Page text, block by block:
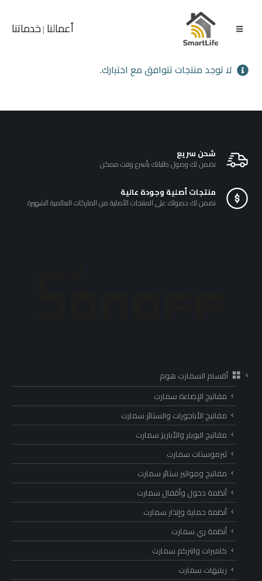
أعمالنا |خدماتنا
لا توجد منتجات تتوافق مع اختيارك.
شحن سريع
نضمن لك وصول طلباتك بأسرع وقت ممكن
منتجات أصلية وجودة عالية
نضمن لك حصولك على المنتجات الأصلية من الماركات العالمية الشهيرة
أقسام السمارت هوم
مفاتيح الإضاءة سمارت
مفاتيح الأباجورات والستائر سمارت
مفاتيح البويلر والأباريز سمارت
ثيرموستات سمارت
مفاتيح ومواتير ستائر سمارت
أنظمة دخول وأقفال سمارت
أنظمة حماية وإنذار سمارت
أنظمة ري سمارت
كاميرات وانتركم سمارت
ريليهات سمارت